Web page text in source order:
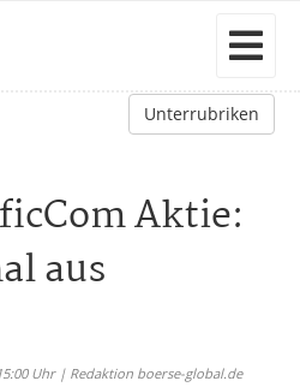
Unterrubriken
Aktie:
aus
Uhr | Redaktion boerse-global.de